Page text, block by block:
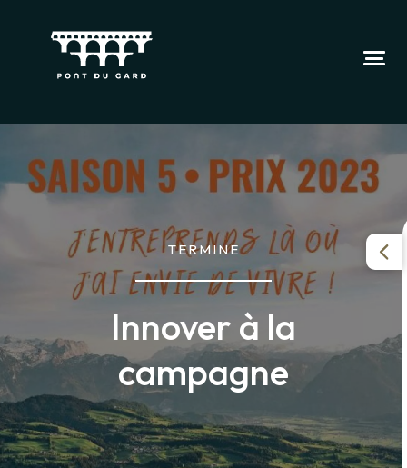
TERMINE
Innover à la
campagne